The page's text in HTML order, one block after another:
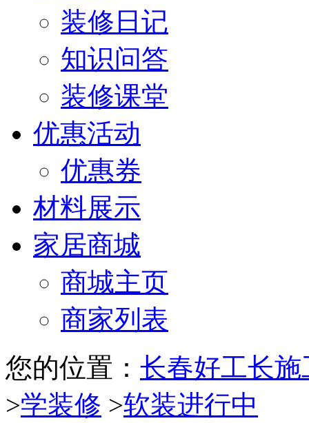
装修日记
知识问答
装修课堂
优惠活动
优惠券
材料展示
家居商城
商城主页
商家列表
您的位置： 长春好工长
>学装修 >软装进行中